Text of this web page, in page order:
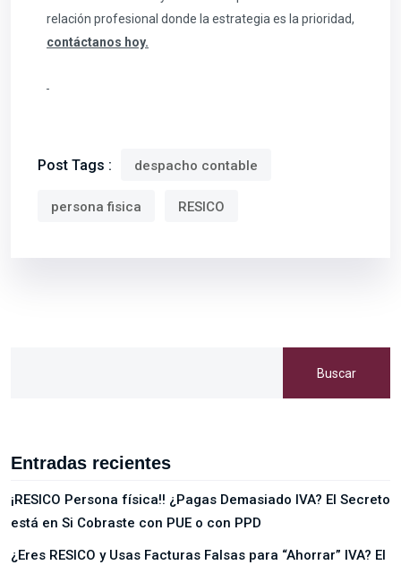
relación profesional donde la estrategia es la prioridad,
contáctanos hoy.
Post Tags : despacho contable
persona fisica RESICO
Buscar
Entradas recientes
¡RESICO Persona física!! ¿Pagas Demasiado IVA? El Secreto
está en Si Cobraste con PUE o con PPD
¿Eres RESICO y Usas Facturas Falsas para “Ahorrar” IVA? El